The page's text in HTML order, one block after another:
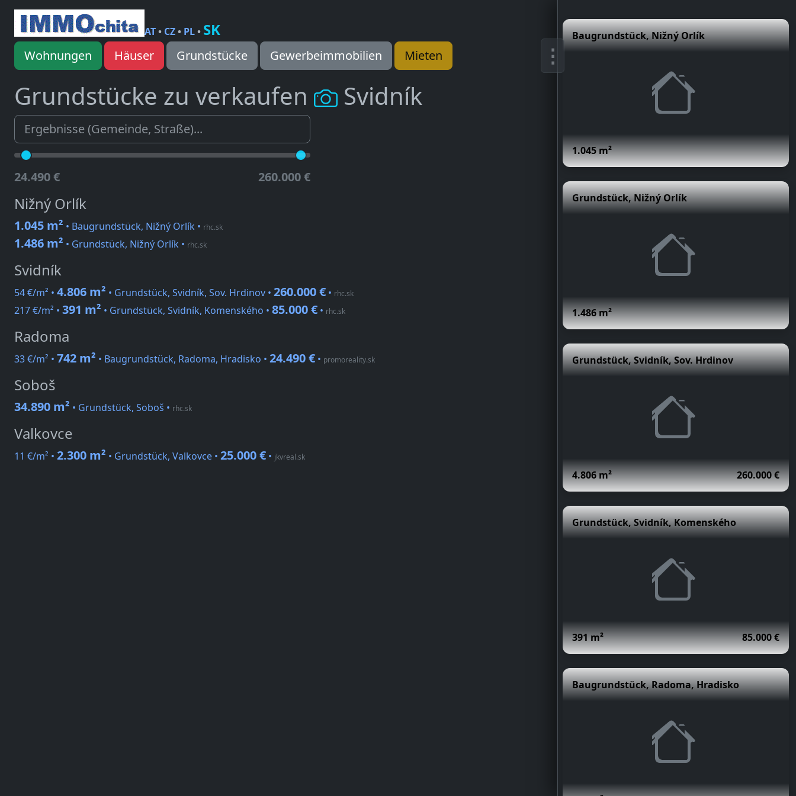
AT• CZ• PL• SK
Wohnungen Häuser Grundstücke Gewerbeimmobilien Mieten
Grundstücke zu verkaufen Svidník
24.490 € 260.000 €
Nižný Orlík
1.045 m² • Baugrundstück, Nižný Orlík • rhc.sk
1.486 m² • Grundstück, Nižný Orlík • rhc.sk
Svidník
54 €/m² • 4.806 m² • Grundstück, Svidník, Sov. Hrdinov • 260.000 € • rhc.sk
217 €/m² • 391 m² • Grundstück, Svidník, Komenského • 85.000 € • rhc.sk
Radoma
33 €/m² • 742 m² • Baugrundstück, Radoma, Hradisko • 24.490 € • promoreality.sk
Soboš
34.890 m² • Grundstück, Soboš • rhc.sk
Valkovce
11 €/m² • 2.300 m² • Grundstück, Valkovce • 25.000 € • jkvreal.sk